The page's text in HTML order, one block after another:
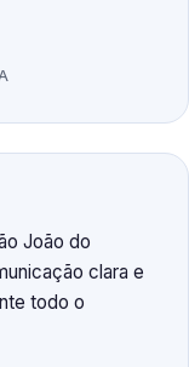
João do
clara e
todo o